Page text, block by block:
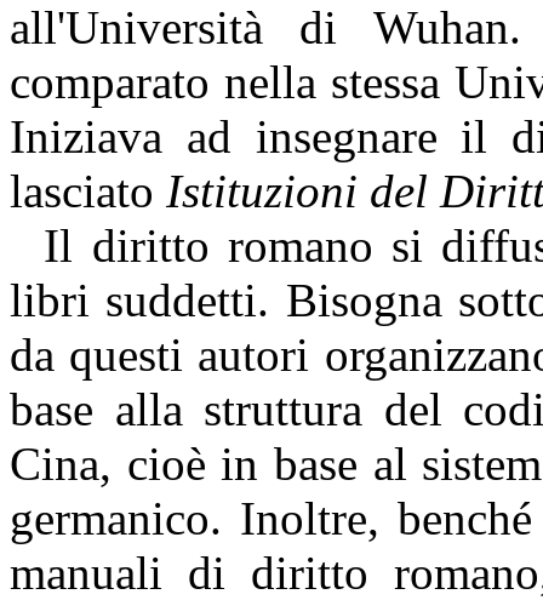
all'Università di
comparato nella stessa
Iniziava ad insegnare il
lasciato Istituzioni del
Il diritto romano si
libri suddetti. Bisogna
da questi autori
base alla struttura del
Cina, cioè in base al
germanico. Inoltre,
manuali di diritto